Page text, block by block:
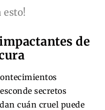
esto!
de
secretos
cuán cruel puede